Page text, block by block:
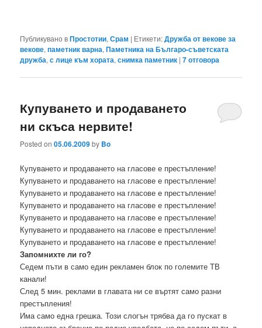
Публикувано вПростотии,Срам | Етикети:Дружба от векове за
векове,паметник варна,Паметника на Българо-съветската
дружба,с лице към хората,снимка паметник |7отговора
Купуването и продаването
ни скъса нервите!
Posted on05.06.2009by Bo
Купуването и продаването на гласове е престъпление!
Купуването и продаването на гласове е престъпление!
Купуването и продаването на гласове е престъпление!
Купуването и продаването на гласове е престъпление!
Купуването и продаването на гласове е престъпление!
Купуването и продаването на гласове е престъпление!
Купуването и продаването на гласове е престъпление!
Запомнихте ли го?
Седем пъти в само един рекламен блок по големите ТВ
канали!
След 5 мин. реклами в главата ни се въртят само разни
престъпления!
Има само една грешка. Този слогън трябва да го пускат в